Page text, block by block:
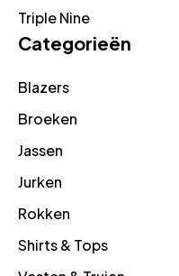
Triple Nine
Categorieën
Blazers
Broeken
Jassen
Jurken
Rokken
Shirts & Tops